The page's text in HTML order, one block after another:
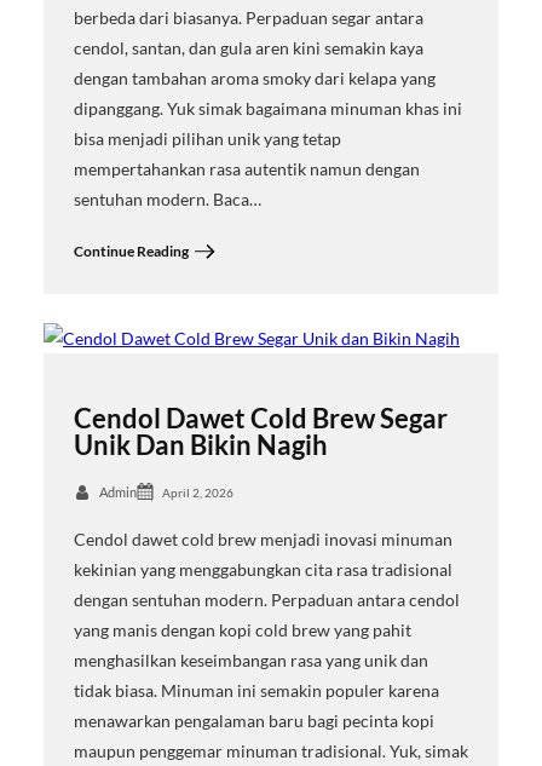
berbeda dari biasanya. Perpaduan segar antara
cendol, santan, dan gula aren kini semakin kaya
dengan tambahan aroma smoky dari kelapa yang
dipanggang. Yuk simak bagaimana minuman khas ini
bisa menjadi pilihan unik yang tetap
mempertahankan rasa autentik namun dengan
sentuhan modern. Baca…
Continue Reading
Cendol Dawet Cold Brew Segar
Unik Dan Bikin Nagih
Admin April 2, 2026
Cendol dawet cold brew menjadi inovasi minuman
kekinian yang menggabungkan cita rasa tradisional
dengan sentuhan modern. Perpaduan antara cendol
yang manis dengan kopi cold brew yang pahit
menghasilkan keseimbangan rasa yang unik dan
tidak biasa. Minuman ini semakin populer karena
menawarkan pengalaman baru bagi pecinta kopi
maupun penggemar minuman tradisional. Yuk, simak